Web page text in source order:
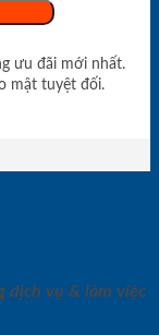
ưu đãi mới nhất.
mật tuyệt đối.
dịch vụ & làm việc